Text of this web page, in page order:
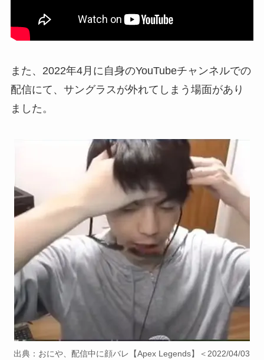
また、2022年4月に自身のYouTubeチャンネルでの
配信にて、サングラスが外れてしまう場面があり
ました。
出典：おにや、配信中に顔バレ【Apex Legends】＜2022/04/03